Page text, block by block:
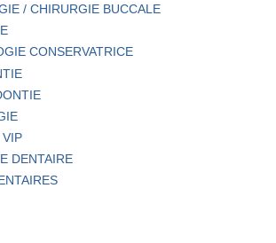
/ CHIRURGIE BUCCALE
CONSERVATRICE
VIP
DENTAIRE